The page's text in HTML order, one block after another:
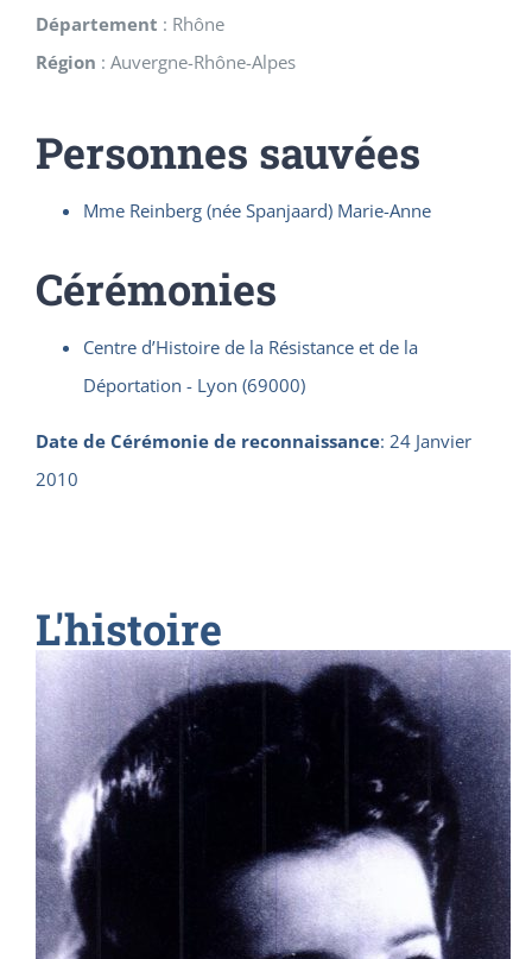
Département : Rhône
Région : Auvergne-Rhône-Alpes
Personnes sauvées
Mme Reinberg (née Spanjaard) Marie-Anne
Cérémonies
Centre d’Histoire de la Résistance et de la
Déportation - Lyon (69000)
Date de Cérémonie de reconnaissance: 24 Janvier
2010
L'histoire